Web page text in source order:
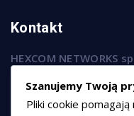
Kontakt
HEXCOM NETWORKS
ul. Marsz. Józefa
50-020 Wrocław
Szanujemy Twoją
Pliki cookie